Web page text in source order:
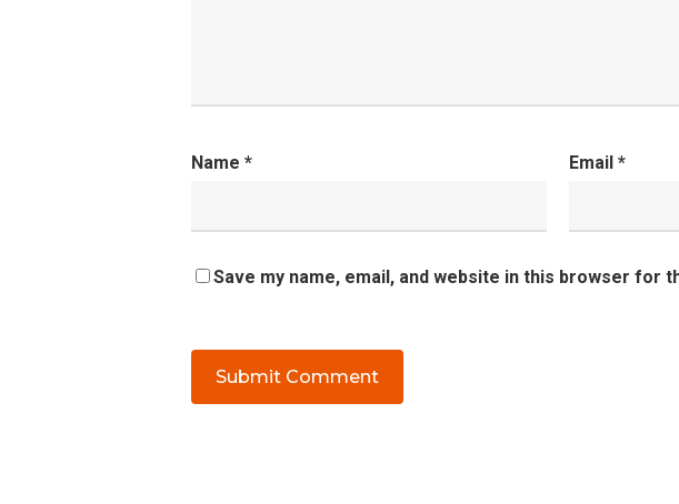
Name * Email *
Save my name, email, and website in this browser for